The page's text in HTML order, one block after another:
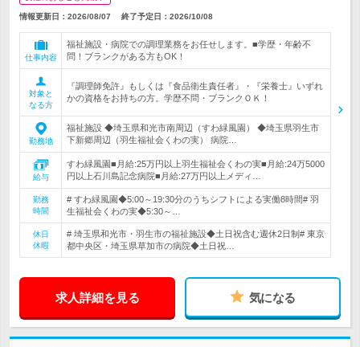
情報更新日：2026/08/07 終了予定日： 2026/10/08
仕事内容
福祉施設・病院での調理業務をお任せします。■学歴・年齢不
問！ブランクがある方もOK！
対象と
なる方
『調理師免許』もしくは『食品衛生責任者』・『栄養士』いずれ
かの資格をお持ちの方。学歴不問・ブランクＯＫ！
勤務地
福祉施設 ◆埼玉県和光市南周辺（すわ緑風園） ◆埼玉県羽生市
下新郷周辺（羽生福祉会くわの実） 病院…
給与
すわ緑風園■月給:25万円以上羽生福祉会くわの実■月給:24万5000
円以上石川島記念病院■月給:27万円以上メディ…
勤務
時間
# すわ緑風園◆5:00～19:30分のうちシフトによる実働8時間# 羽
生福祉会くわの実◆5:30～…
休日
休暇
# 埼玉県和光市・羽生市の福祉施設◆土日祝含む週休2日制# 東京
都中央区・埼玉県草加市の病院◆土日祝…
求人詳細を見る 気になる